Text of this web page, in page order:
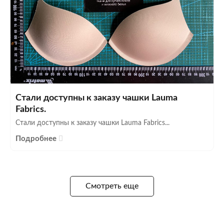
Стали доступны к заказу чашки Lauma
Fabrics.
Стали доступны к заказу чашки Lauma Fabrics...
Подробнее
Смотреть еще